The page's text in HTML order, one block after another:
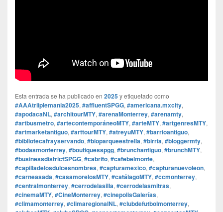
Esta entrada se ha publicado en 2025y etiquetado como
#AAAtriiplemania2025, #affluentSPGG, #americana.mxcity,
#apodacaNL, #architourMTY, #arenaMonterrey, #arenamty,
#artbusmetro, #artecontemporáneoMTY, #arteMTY, #artgenresMTY,
#artmarketantiguo, #arttourMTY, #atreyuMTY, #barrioantiguo,
#bibliotecafrayservando, #bioparqueestrella, #birria, #bloggermty,
#bodasmonterrey, #boutiquesspgg, #brunchantiguo, #brunchMTY,
#businessdistrictSPGG, #cabrito, #cafebelmonte,
#capilladelosdulcesnombres, #capturamexico, #capturanuevoleon,
#carneasada, #casamorelosMTY, #catálagoMTY, #ccmonterrey,
#centralmonterrey, #cerrodelasilla, #cerrodelasmitras,
#cinemaMTY, #CineMonterrey, #cinepolisGalerías,
#climamonterrey, #climaregionalNL, #clubdefutbolmonterrey,